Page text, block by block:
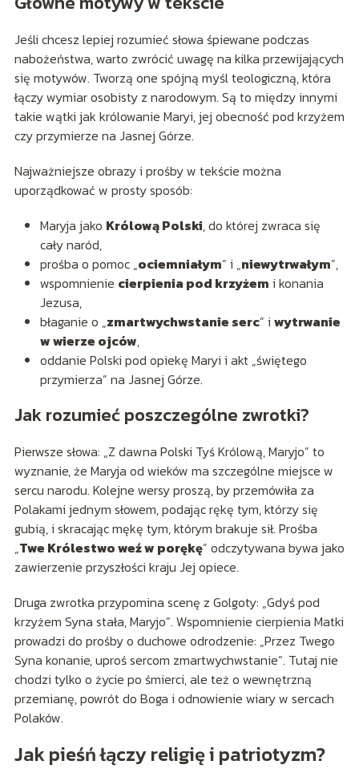
Jeśli chcesz lepiej rozumieć słowa śpiewane podczas
nabożeństwa, warto zwrócić uwagę na kilka przewijających
się motywów. Tworzą one spójną myśl teologiczną, która
łączy wymiar osobisty z narodowym. Są to między innymi
takie wątki jak królowanie Maryi, jej obecność pod krzyżem
czy przymierze na Jasnej Górze.
Najważniejsze obrazy i prośby w tekście można
uporządkować w prosty sposób:
Maryja jako Królową Polski, do której zwraca się
cały naród,
prośba o pomoc „ociemniałym” i „niewytrwałym”,
wspomnienie cierpienia pod krzyżem i konania
Jezusa,
błaganie o „zmartwychwstanie serc” i wytrwanie
w wierze ojców,
oddanie Polski pod opiekę Maryi i akt „świętego
przymierza” na Jasnej Górze.
Jak rozumieć poszczególne zwrotki?
Pierwsze słowa: „Z dawna Polski Tyś Królową, Maryjo” to
wyznanie, że Maryja od wieków ma szczególne miejsce w
sercu narodu. Kolejne wersy proszą, by przemówiła za
Polakami jednym słowem, podając rękę tym, którzy się
gubią, i skracając mękę tym, którym brakuje sił. Prośba
„Twe Królestwo weź w porękę” odczytywana bywa jako
zawierzenie przyszłości kraju Jej opiece.
Druga zwrotka przypomina scenę z Golgoty: „Gdyś pod
krzyżem Syna stała, Maryjo”. Wspomnienie cierpienia Matki
prowadzi do prośby o duchowe odrodzenie: „Przez Twego
Syna konanie, uproś sercom zmartwychwstanie”. Tutaj nie
chodzi tylko o życie po śmierci, ale też o wewnętrzną
przemianę, powrót do Boga i odnowienie wiary w sercach
Polaków.
Jak pieśń łączy religię i patriotyzm?